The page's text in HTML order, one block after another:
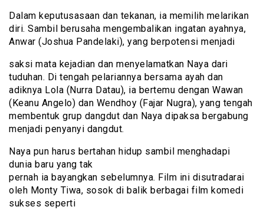
Dalam keputusasaan dan tekanan, ia memilih melarikan
diri. Sambil berusaha mengembalikan ingatan ayahnya,
Anwar (Joshua Pandelaki), yang berpotensi menjadi
saksi mata kejadian dan menyelamatkan Naya dari
tuduhan. Di tengah pelariannya bersama ayah dan
adiknya Lola (Nurra Datau), ia bertemu dengan Wawan
(Keanu Angelo) dan Wendhoy (Fajar Nugra), yang tengah
membentuk grup dangdut dan Naya dipaksa bergabung
menjadi penyanyi dangdut.
Naya pun harus bertahan hidup sambil menghadapi
dunia baru yang tak
pernah ia bayangkan sebelumnya. Film ini disutradarai
oleh Monty Tiwa, sosok di balik berbagai film komedi
sukses seperti